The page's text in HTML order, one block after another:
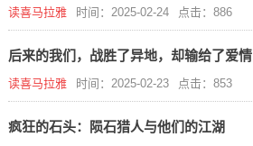
读喜马拉雅 时间：2025-02-24 点击：886
后来的我们，战胜了异地，却输给了爱情
读喜马拉雅 时间：2025-02-23 点击：853
疯狂的石头：陨石猎人与他们的江湖